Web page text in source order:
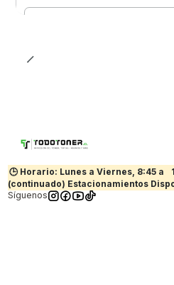
🕒 Horario: Lunes a Viernes, 8:45 a
(continuado) Estacionamientos
Síguenos